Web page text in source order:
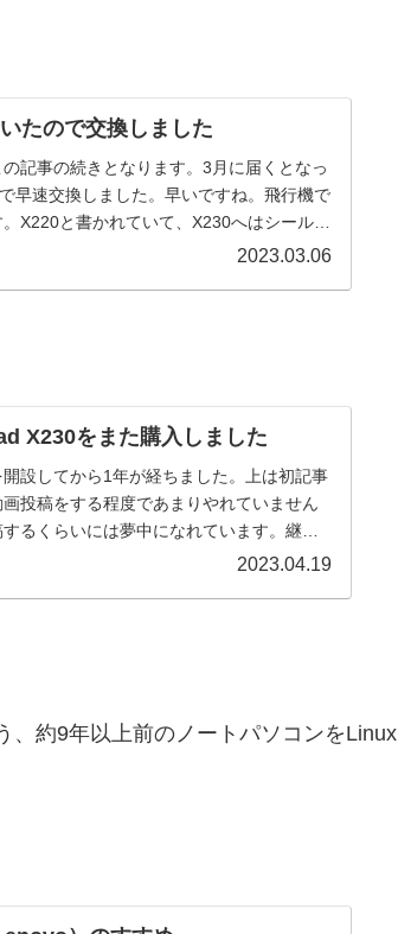
たので交換しました
記事の続きとなります。3月に届くとなっ
早速交換しました。早いですね。飛行機で
X220と書かれていて、X230へはシールを
2023.03.06
X230をまた購入しました
設してから1年が経ちました。上は初記事
投稿をする程度であまりやれていません
るくらいには夢中になれています。継続
2023.04.19
、約9年以上前のノートパソコンをLinux